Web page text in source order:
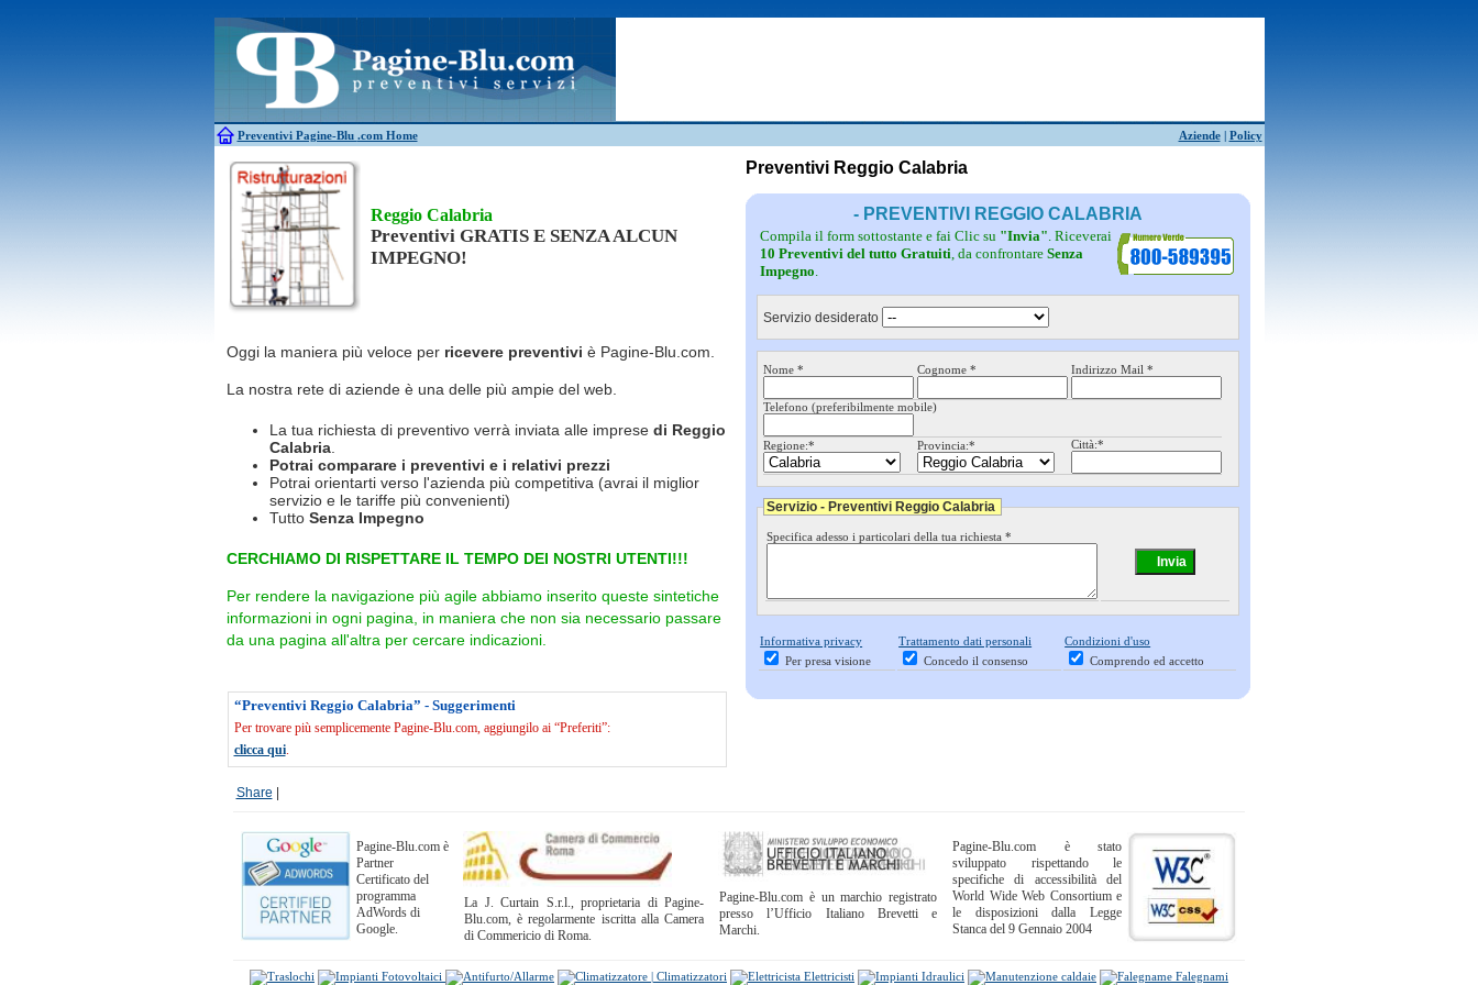
Preventivi Pagine-Blu .com Home Aziende| Policy
Antifurti
Allarme
Bagni chimici
Edilizia Giardinieri
Caldaie
Falegnami Idraulici
Canne fumarie
Parquet
Reggio Calabria
Preventivi GRATIS E SENZA ALCUN
IMPEGNO!
Oggi la maniera più veloce per ricevere preventivi è Pagine-Blu.com.
La nostra rete di aziende è una delle più ampie del web.
La tua richiesta di preventivo verrà inviata alle imprese di Reggio
Calabria.
Potrai comparare i preventivi e i relativi prezzi
Potrai orientarti verso l'azienda più competitiva (avrai il miglior
servizio e le tariffe più convenienti)
Tutto Senza Impegno
CERCHIAMO DI RISPETTARE IL TEMPO DEI NOSTRI UTENTI!!!
Per rendere la navigazione più agile abbiamo inserito queste sintetiche
informazioni in ogni pagina, in maniera che non sia necessario passare
da una pagina all'altra per cercare indicazioni.
“Preventivi Reggio Calabria” - Suggerimenti
Per trovare più semplicemente Pagine-Blu.com, aggiungilo ai “Preferiti”:
clicca qui.
Share
Preventivi Reggio Calabria
- PREVENTIVI REGGIO CALABRIA
Compila il form sottostante e fai Clic su "Invia". Riceverai
10 Preventivi del tutto Gratuiti, da confrontareSenza
Impegno.
Servizio desiderato
Nome * Cognome * Indirizzo Mail *
Telefono (preferibilmente mobile)
Regione:* Provincia:* Città:*
Servizio - Preventivi Reggio Calabria
Specifica adesso i particolari della tua richiesta *
Informativa privacy
Per presa visione
Trattamento dati personali
Concedo il consenso
Condizioni d'uso
Comprendo ed accetto
Pagine-Blu.com è
Partner
Certificato del
programma
AdWords di
Google.
La J. Curtain S.r.l., proprietaria di Pagine-
Blu.com, è regolarmente iscritta alla Camera
di Commericio di Roma.
Pagine-Blu.com è un marchio registrato
presso l’Ufficio Italiano Brevetti e
Marchi.
Pagine-Blu.com è stato
sviluppato rispettando le
specifiche di accessibilità del
World Wide Web Consortium e
le disposizioni dalla Legge
Stanca del 9 Gennaio 2004